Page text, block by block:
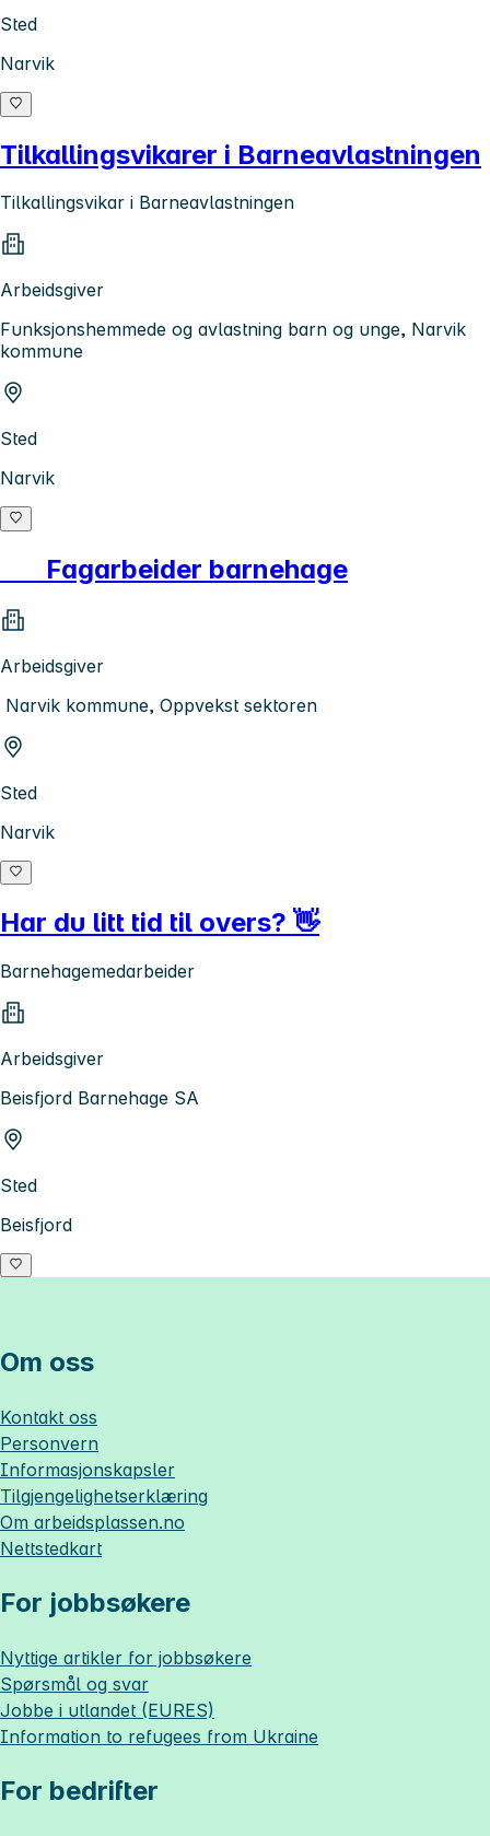
Sted
Narvik
Tilkallingsvikarer i Barneavlastningen
Tilkallingsvikar i Barneavlastningen
Arbeidsgiver
Funksjonshemmede og avlastning barn og unge, Narvik
kommune
Sted
Narvik
Fagarbeider barnehage
Arbeidsgiver
Narvik kommune, Oppvekst sektoren
Sted
Narvik
Har du litt tid til overs? 👋
Barnehagemedarbeider
Arbeidsgiver
Beisfjord Barnehage SA
Sted
Beisfjord
Om oss
Kontakt oss
Personvern
Informasjonskapsler
Tilgjengelighetserklæring
Om arbeidsplassen.no
Nettstedkart
For jobbsøkere
Nyttige artikler for jobbsøkere
Spørsmål og svar
Jobbe i utlandet (EURES)
Information to refugees from Ukraine
For bedrifter